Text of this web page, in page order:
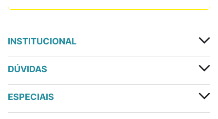
INSTITUCIONAL
DÚVIDAS
ESPECIAIS